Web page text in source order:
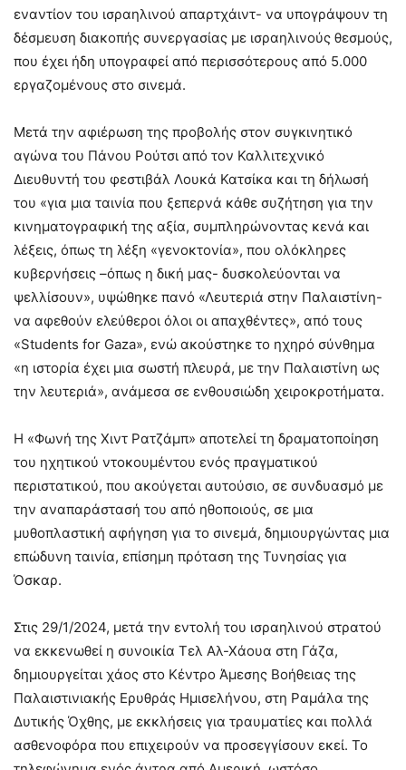
εναντίον του ισραηλινού απαρτχάιντ- να υπογράψουν τη
δέσμευση διακοπής συνεργασίας με ισραηλινούς θεσμούς,
που έχει ήδη υπογραφεί από περισσότερους από 5.000
εργαζομένους στο σινεμά.
Μετά την αφιέρωση της προβολής στον συγκινητικό
αγώνα του Πάνου Ρούτσι από τον Καλλιτεχνικό
Διευθυντή του φεστιβάλ Λουκά Κατσίκα και τη δήλωσή
του «για μια ταινία που ξεπερνά κάθε συζήτηση για την
κινηματογραφική της αξία, συμπληρώνοντας κενά και
λέξεις, όπως τη λέξη «γενοκτονία», που ολόκληρες
κυβερνήσεις –όπως η δική μας- δυσκολεύονται να
ψελλίσουν», υψώθηκε πανό «Λευτεριά στην Παλαιστίνη-
να αφεθούν ελεύθεροι όλοι οι απαχθέντες», από τους
«Students for Gaza», ενώ ακούστηκε το ηχηρό σύνθημα
«η ιστορία έχει μια σωστή πλευρά, με την Παλαιστίνη ως
την λευτεριά», ανάμεσα σε ενθουσιώδη χειροκροτήματα.
Η «Φωνή της Χιντ Ρατζάμπ» αποτελεί τη δραματοποίηση
του ηχητικού ντοκουμέντου ενός πραγματικού
περιστατικού, που ακούγεται αυτούσιο, σε συνδυασμό με
την αναπαράστασή του από ηθοποιούς, σε μια
μυθοπλαστική αφήγηση για το σινεμά, δημιουργώντας μια
επώδυνη ταινία, επίσημη πρόταση της Τυνησίας για
Όσκαρ.
Στις 29/1/2024, μετά την εντολή του ισραηλινού στρατού
να εκκενωθεί η συνοικία Τελ Αλ-Χάουα στη Γάζα,
δημιουργείται χάος στο Κέντρο Άμεσης Βοήθειας της
Παλαιστινιακής Ερυθράς Ημισελήνου, στη Ραμάλα της
Δυτικής Όχθης, με εκκλήσεις για τραυματίες και πολλά
ασθενοφόρα που επιχειρούν να προσεγγίσουν εκεί. Το